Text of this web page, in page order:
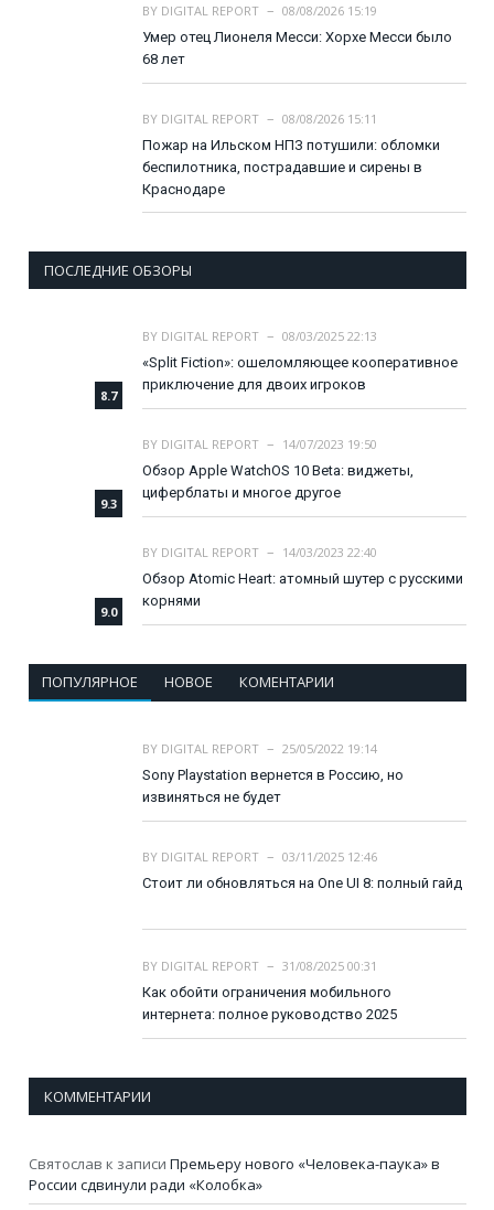
BY DIGITAL REPORT
08/08/2026 15:19
Умер отец Лионеля Месси: Хорхе Месси было
68 лет
BY DIGITAL REPORT
08/08/2026 15:11
Пожар на Ильском НПЗ потушили: обломки
беспилотника, пострадавшие и сирены в
Краснодаре
ПОСЛЕДНИЕ ОБЗОРЫ
8.7
BY DIGITAL REPORT
08/03/2025 22:13
«Split Fiction»: ошеломляющее кооперативное
приключение для двоих игроков
9.3
BY DIGITAL REPORT
14/07/2023 19:50
Обзор Apple WatchOS 10 Beta: виджеты,
циферблаты и многое другое
9.0
BY DIGITAL REPORT
14/03/2023 22:40
Обзор Atomic Heart: атомный шутер с русскими
корнями
ПОПУЛЯРНОЕ НОВОЕ КОМЕНТАРИИ
BY DIGITAL REPORT
25/05/2022 19:14
Sony Playstation вернется в Россию, но
извиняться не будет
BY DIGITAL REPORT
03/11/2025 12:46
Стоит ли обновляться на One UI 8: полный гайд
BY DIGITAL REPORT
31/08/2025 00:31
Как обойти ограничения мобильного
интернета: полное руководство 2025
КОММЕНТАРИИ
Святослав к записи Премьеру нового «Человека-паука» в
России сдвинули ради «Колобка»